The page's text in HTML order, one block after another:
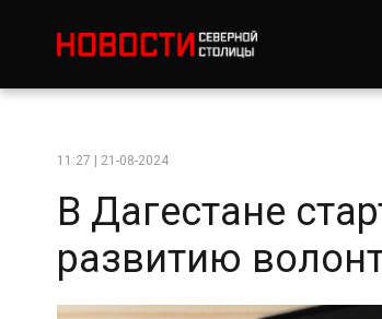
11:27 | 21-08-2024
В Дагестане
развитию